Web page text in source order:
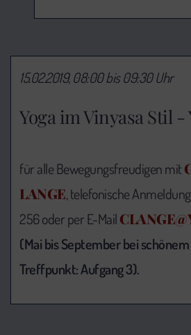
Yoga im Vinyasa Stil -
15.02.2019, 08:00 bis 09:30 Uhr
für alle Bewegungsfreudigen mit
LANGE, telefonische
256 oder per E-Mail
(Mai bis September bei
Treffpunkt: Aufgang 3).